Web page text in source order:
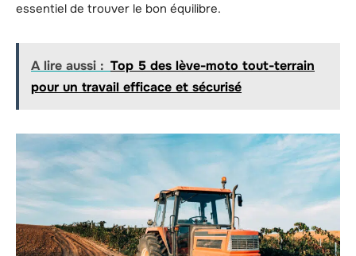
essentiel de trouver le bon équilibre.
A lire aussi : Top 5 des lève-moto tout-terrain
pour un travail efficace et sécurisé